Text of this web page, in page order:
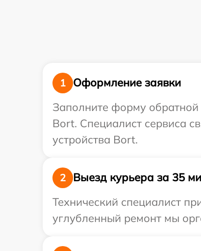
1
Оформление заявки
Заполните форму обратной
Bort. Специалист сервиса
устройства Bort.
2
Выезд курьера за 35
Технический специалист
углубленный ремонт мы